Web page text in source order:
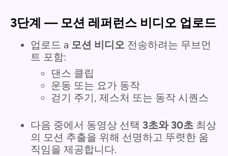
3단계 — 모션 레퍼런스 비디오 업로드
업로드 a 모션 비디오 전송하려는 무브먼
트 포함:
댄스 클립
운동 또는 요가 동작
걷기 주기, 제스처 또는 동작 시퀀스
다음 중에서 동영상 선택 3초와 30초 최상
의 모션 추출을 위해 선명하고 뚜렷한 움
직임을 제공합니다.